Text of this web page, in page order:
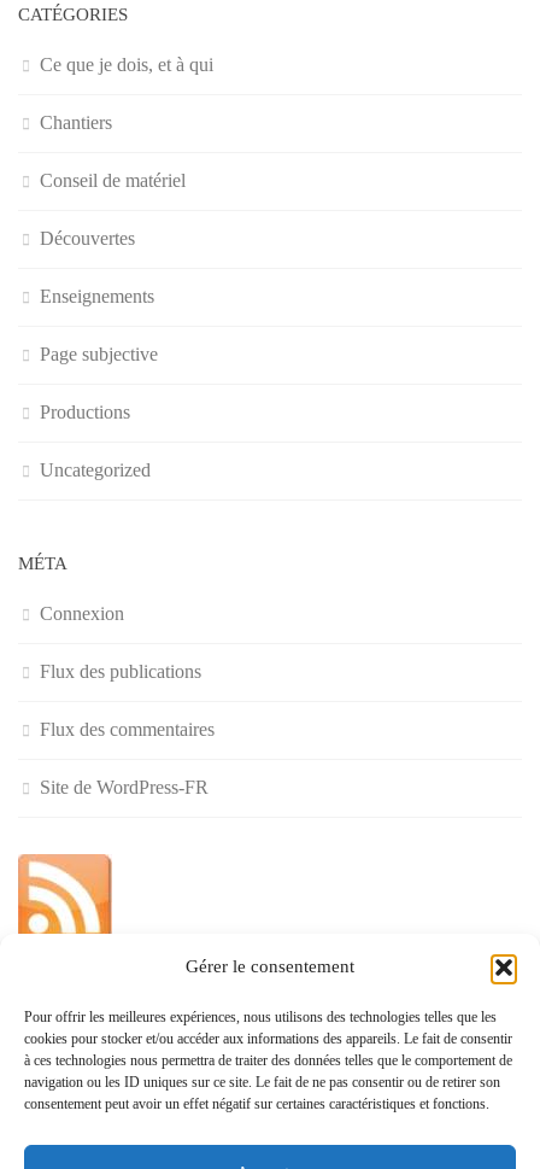
Gérer le consentement
Pour offrir les meilleures expériences, nous utilisons des technologies telles que les
cookies pour stocker et/ou accéder aux informations des appareils. Le fait de consentir
à ces technologies nous permettra de traiter des données telles que le comportement de
navigation ou les ID uniques sur ce site. Le fait de ne pas consentir ou de retirer son
consentement peut avoir un effet négatif sur certaines caractéristiques et fonctions.
CATÉGORIES
Ce que je dois, et à qui
Chantiers
Conseil de matériel
Découvertes
Enseignements
Page subjective
Productions
Uncategorized
MÉTA
Connexion
Flux des publications
Flux des commentaires
Site de WordPress-FR
»
Politique de confidentialité